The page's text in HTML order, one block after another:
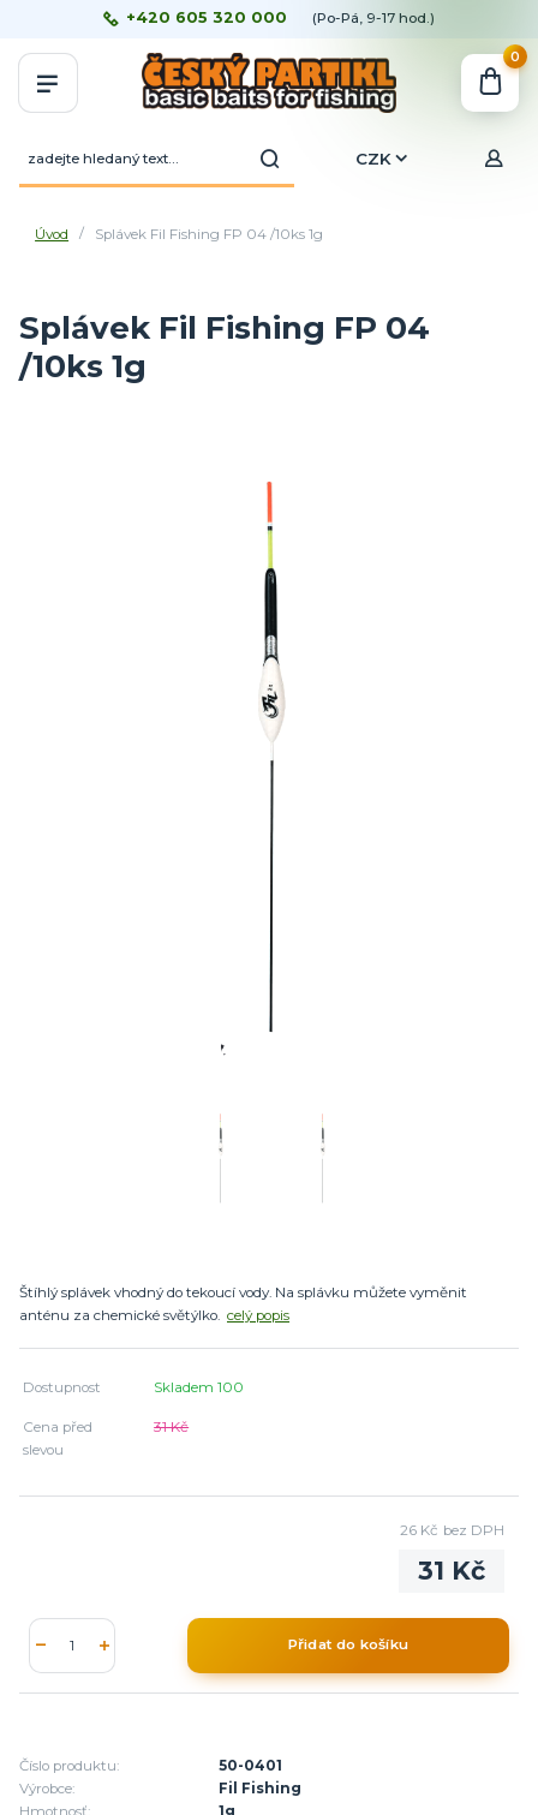
CZK
+420 605 320 000 (Po-Pá, 9-17 hod.)
0
Úvod Splávek Fil Fishing FP 04 /10ks 1g
Splávek Fil Fishing FP 04
/10ks 1g
Štíhlý splávek vhodný do tekoucí vody. Na splávku můžete vyměnit
anténu za chemické světýlko. celý popis
Dostupnost Skladem 100
Cena před
slevou
31 Kč
31 Kč
26 Kč bez DPH
Přidat do košíku
Číslo produktu:
50-0401
Výrobce:
Fil Fishing
Hmotnosť:
1g